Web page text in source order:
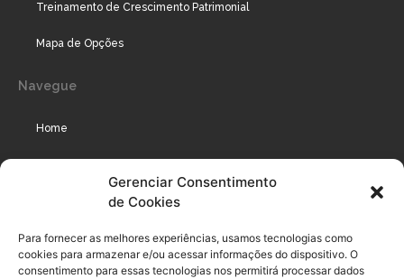
Gerenciar Consentimento
de Cookies
Para fornecer as melhores experiências, usamos tecnologias como
cookies para armazenar e/ou acessar informações do dispositivo. O
consentimento para essas tecnologias nos permitirá processar dados
Treinamento de Crescimento Patrimonial
Mapa de Opções
Navegue
Home
Podcast